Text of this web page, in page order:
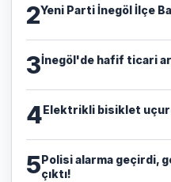
2Yeni Parti İnegöl İlçe
3İnegöl'de hafif ticari
4Elektrikli bisiklet
5Polisi alarma geçirdi,
çıktı!